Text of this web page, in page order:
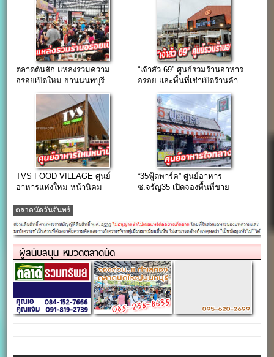
ตลาดต้นสัก แหล่งรวมความ
อร่อยเปิดใหม่ ย่านนนทบุรี
“เจ้าสัว 69” ศูนย์รวมร้านอาหาร
อร่อย และพื้นที่เช่าเปิดร้านค้า
TVS FOOD VILLAGE ศูนย์
อาหารแห่งใหม่ หน้านิคม
“35ฟู้ดพาร์ค” ศูนย์อาหาร
ซ.จรัญ35 เปิดจองพื้นที่ขาย
ตลาดนัดวันจันทร์
ผู้สนับสนุน หมวดตลาดนัด